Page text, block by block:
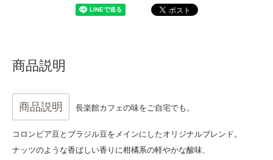
商品説明
商品説明 長楽館カフェの味をご自宅でも。
コロンビア豆とブラジル豆をメインにしたオリジナルブレンド。
ナッツのような香ばしい香りに柑橘系の軽やかな酸味、